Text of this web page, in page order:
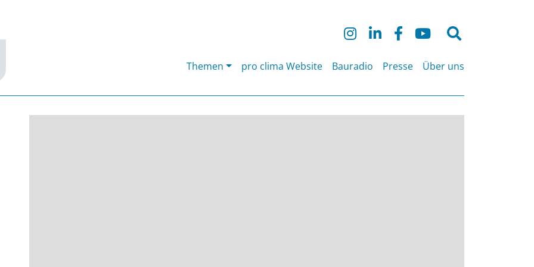
Suche
nach:
Themen
pro clima Website Bauradio Presse Über uns